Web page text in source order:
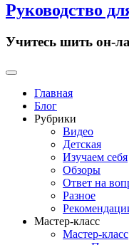
Руководство
Учитесь шить он-
Primary
Главная
Блог
Рубрики
Видео
Детская
Изучаем себя
Обзоры
Ответ на
Разное
Мастер-класс
Мастер-класс